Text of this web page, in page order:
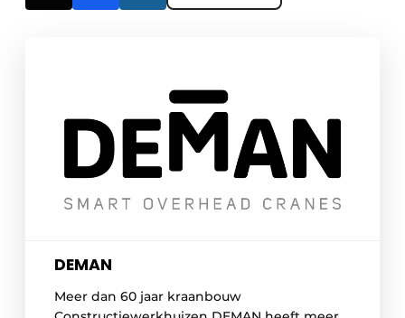
DEMAN
Meer dan 60 jaar kraanbouw